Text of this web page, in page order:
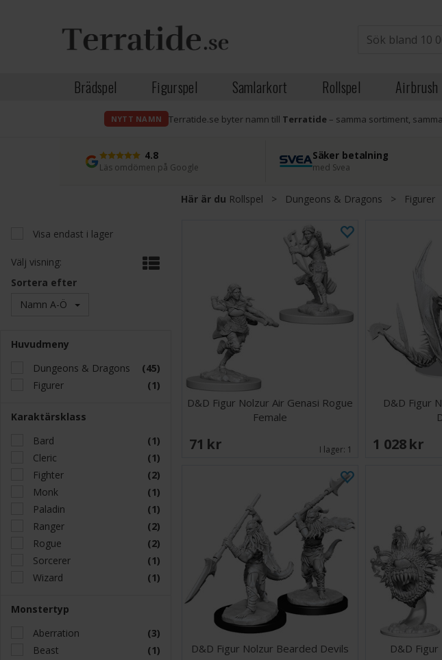
Brädspel Figurspel Samlarkort Rollspel Airbrush
NYTT NAMN Terratide.se byter namn till Terratide– samma sortiment,
4.8
Läs omdömen på Google
Säker betalning
med Svea
Här är du Rollspel > Dungeons & Dragons > Figurer
Visa endast i lager
Välj visning:
Sortera efter
Namn A-Ö
Huvudmeny
Dungeons & Dragons
(45)
Figurer
(1)
Karaktärsklass
Bard
(1)
Cleric
(1)
Fighter
(2)
Monk
(1)
Paladin
(1)
Ranger
(2)
Rogue
(2)
Sorcerer
(1)
Wizard
(1)
Monstertyp
Aberration
(3)
Beast
(1)
D&D Figur Nolzur Air Genasi Rogue
Female
71 SEK I lager: 1
D&D Figur
1 028 SEK
D&D Figur Nolzur Bearded Devils D&D